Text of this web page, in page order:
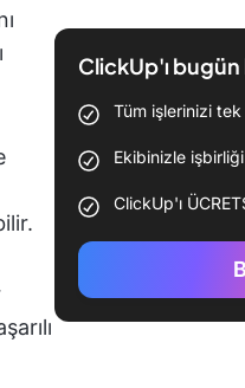
ClickUp'ı bugün
Tüm işlerinizi
Ekibinizle
ClickUp'ı